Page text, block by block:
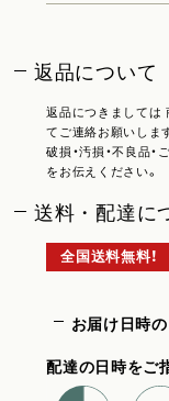
返品について
返品につきましては
てご連絡お願いします
破損・汚損・不良品
をお伝えください。
送料・配達に
全国送料無料！
お届け日時
配達の日時をご